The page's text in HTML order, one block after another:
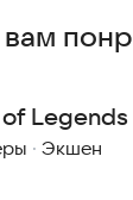
Legends
Survival
· Экшен